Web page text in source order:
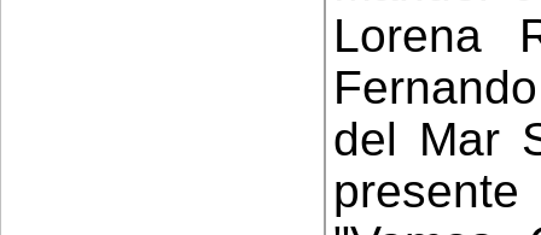
Lorena
del Mar